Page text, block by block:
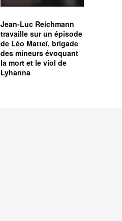
Jean-Luc Reichmann
travaille sur un épisode
de Léo Matteï, brigade
des mineurs évoquant
la mort et le viol de
Lyhanna